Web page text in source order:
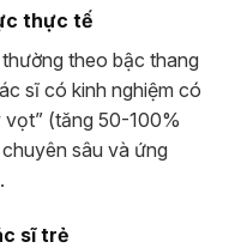
thực tế
theo bậc thang
sĩ có kinh nghiệm có
vọt” (tăng 50-100%
sâu và ứng
sĩ trẻ